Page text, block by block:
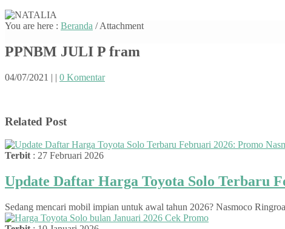
You are here : Beranda / Attachment
PPNBM JULI P fram
04/07/2021 | | 0 Komentar
Related Post
Terbit : 27 Februari 2026
Update Daftar Harga Toyota Solo Terbaru
Sedang mencari mobil impian untuk awal tahun 2026? Nasmoco